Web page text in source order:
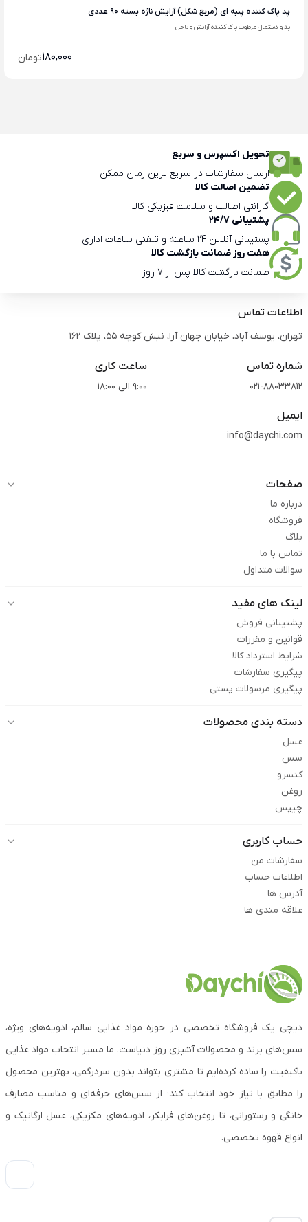
پد پاک کننده پنبه ای (مربع شکل) آرایش ناژه بسته 90 عددی
پد و دستمال مرطوب پاک کننده آرایش و ناخن
180,000تومان
تحویل اکسپرس و سریع
ارسال سفارشات در سریع ترین زمان ممکن
تضمین اصالت کالا
گارانتی اصالت و سلامت فیزیکی کالا
پشتیبانی 24/7
پشتیبانی آنلاین 24 ساعته و تلفنی ساعات اداری
هفت روز ضمانت بازگشت کالا
ضمانت بازگشت کالا پس از 7 روز
اطلاعات تماس
تهران، یوسف آباد، خیابان جهان آرا، نبش کوچه 55، پلاک 162
شماره تماس
021-88033812
ساعت کاری
9:00 الی 18:00
ایمیل
info@daychi.com
صفحات
درباره ما
فروشگاه
بلاگ
تماس با ما
سوالات متداول
لینک های مفید
پشتیبانی فروش
قوانین و مقررات
شرایط استرداد کالا
پیگیری سفارشات
پیگیری مرسولات پستی
دسته بندی محصولات
عسل
سس
کنسرو
روغن
چیپس
حساب کاربری
سفارشات من
اطلاعات حساب
آدرس ها
علاقه مندی ها
دیچی یک فروشگاه تخصصی در حوزه مواد غذایی سالم، ادویه‌های ویژه،
سس‌های برند و محصولات آشپزی روز دنیاست. ما مسیر انتخاب مواد غذایی
باکیفیت را ساده کرده‌ایم تا مشتری بتواند بدون سردرگمی، بهترین محصول
را مطابق با نیاز خود انتخاب کند؛ از سس‌های حرفه‌ای و مناسب مصارف
خانگی و رستورانی، تا روغن‌های فرابکر، ادویه‌های مکزیکی، عسل ارگانیک و
انواع قهوه تخصصی.